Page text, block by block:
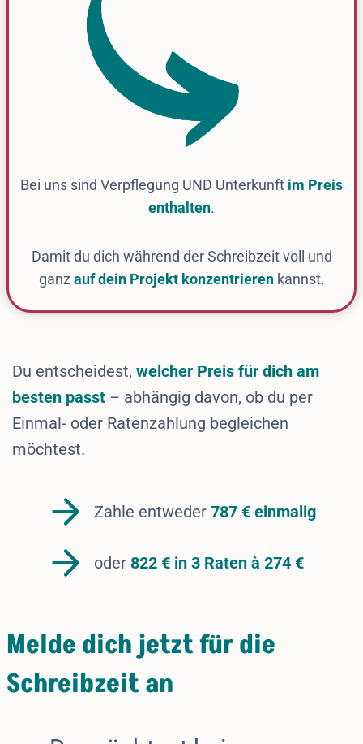
Bei uns sind Verpflegung UND Unterkunft im Preis
enthalten.
Damit du dich während der Schreibzeit voll und
ganz auf dein Projekt konzentrierenkannst.
Du entscheidest,welcher Preis für dich am
besten passt – abhängig davon, ob du per
Einmal- oder Ratenzahlung begleichen
möchtest.
Zahle entweder 787 € einmalig
oder 822 € in 3 Raten à 274 €
Melde dich jetzt für die
Schreibzeit an